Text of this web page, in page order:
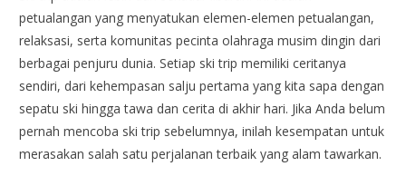
petualangan yang menyatukan elemen-elemen petualangan,
relaksasi, serta komunitas pecinta olahraga musim dingin dari
berbagai penjuru dunia. Setiap ski trip memiliki ceritanya
sendiri, dari kehempasan salju pertama yang kita sapa dengan
sepatu ski hingga tawa dan cerita di akhir hari. Jika Anda belum
pernah mencoba ski trip sebelumnya, inilah kesempatan untuk
merasakan salah satu perjalanan terbaik yang alam tawarkan.